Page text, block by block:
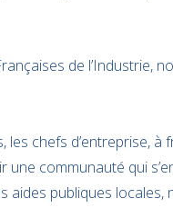
de l’Industrie,
chefs d’entreprise,
communauté qui
aides publiques locales,